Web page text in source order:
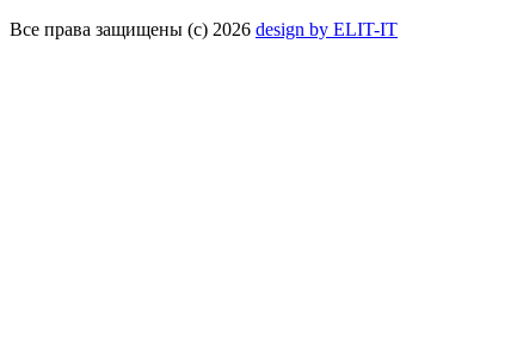
Все права защищены (с) 2026 design by ELIT-IT